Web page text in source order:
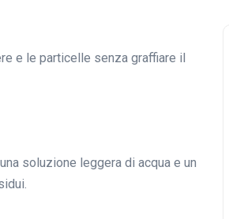
e le particelle senza graffiare il
soluzione leggera di acqua e un